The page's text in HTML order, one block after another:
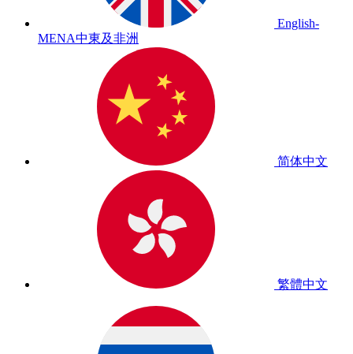
English-
MENA中東及非洲
简体中文
繁體中文